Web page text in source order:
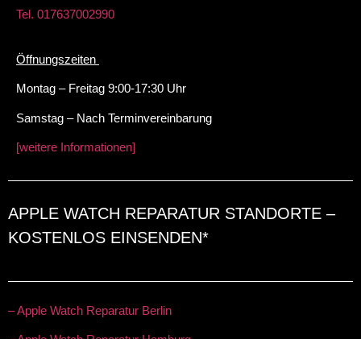
Tel. 017637002990
Öffnungszeiten
Montag – Freitag 9:00-17:30 Uhr
Samstag – Nach Terminvereinbarung
[weitere Informationen]
APPLE WATCH REPARATUR STANDORTE –
KOSTENLOS EINSENDEN*
– Apple Watch Reparatur Berlin